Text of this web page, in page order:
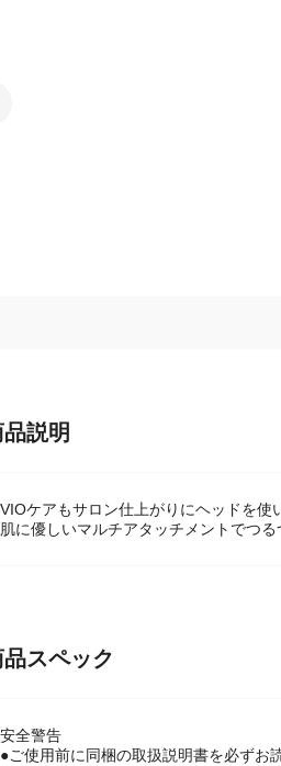
VIOケアもサロン仕上がりにヘッドを使
安全警告